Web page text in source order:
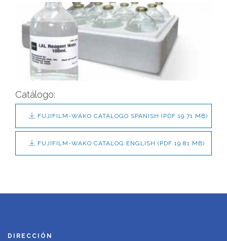
Catálogo:
FUJIFILM-WAKO CATALOGO SPANISH (PDF 19.71 MB)
FUJIFILM-WAKO CATALOG ENGLISH (PDF 19.81 MB)
DIRECCIÓN